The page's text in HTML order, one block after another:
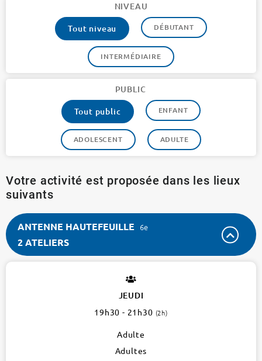
NIVEAU
Tout niveau
DÉBUTANT
INTERMÉDIAIRE
PUBLIC
Tout public
ENFANT
ADOLESCENT ADULTE
Votre activité est proposée dans les lieux
suivants
ANTENNE HAUTEFEUILLE 6e
2 ATELIERS
JEUDI
19h30 - 21h30 (2h)
Adulte
Adultes